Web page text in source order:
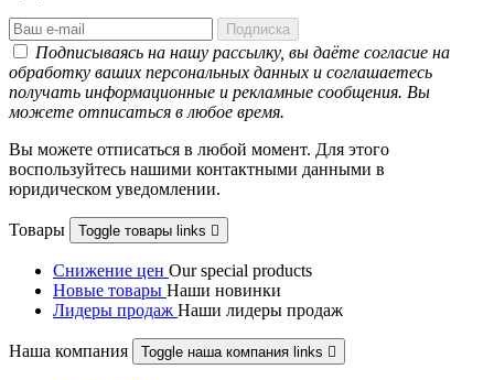
Подписываясь на нашу рассылку, вы даёте согласие на
обработку ваших персональных данных и соглашаетесь
получать информационные и рекламные сообщения. Вы
можете отписаться в любое время.
Вы можете отписаться в любой момент. Для этого
воспользуйтесь нашими контактными данными в
юридическом уведомлении.
Товары Toggle товары links 
Снижение цен Our special products
Новые товары Наши новинки
Лидеры продаж Наши лидеры продаж
Наша компания Toggle наша компания links 